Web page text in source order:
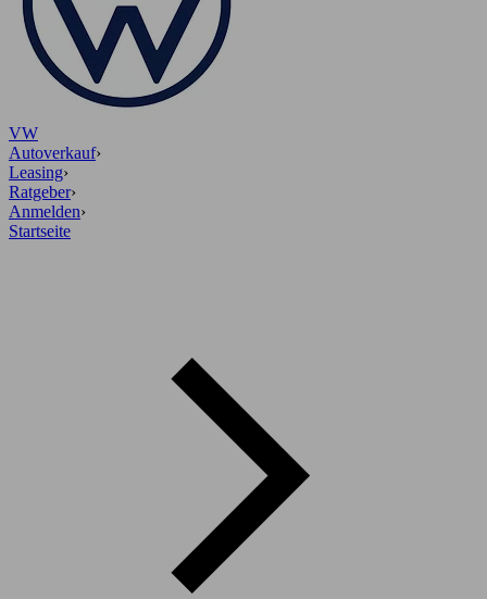
VW
Autoverkauf›
Leasing›
Ratgeber›
Anmelden›
Startseite